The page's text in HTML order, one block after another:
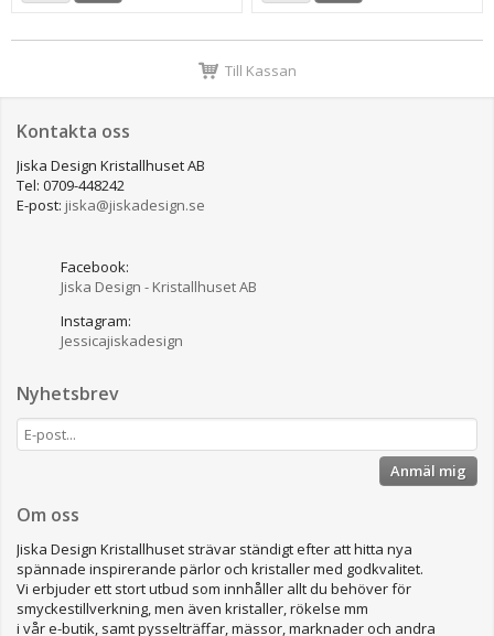
Till Kassan
Kontakta oss
Jiska Design Kristallhuset AB
Tel: 0709-448242
E-post: jiska@jiskadesign.se
Facebook:
Jiska Design - Kristallhuset AB
Instagram:
Jessicajiskadesign
Nyhetsbrev
Anmäl mig
Om oss
Jiska Design Kristallhuset strävar ständigt efter att hitta nya
spännade inspirerande pärlor och kristaller med godkvalitet.
Vi erbjuder ett stort utbud som innhåller allt du behöver för
smyckestillverkning, men även kristaller, rökelse mm
i vår e-butik, samt pysselträffar, mässor, marknader och andra